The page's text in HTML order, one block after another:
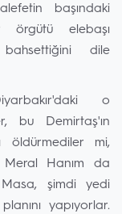
başındaki
örgütü elebaşı
dile
o
bu Demirtaş'ın
öldürmediler mi,
Hanım da
şimdi yedi
yapıyorlar.